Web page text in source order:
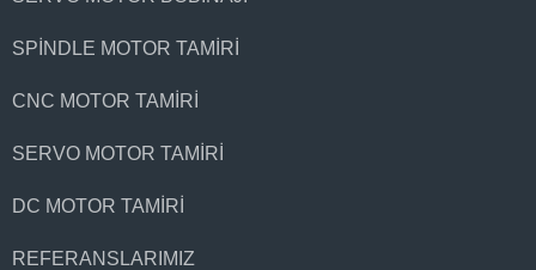
SPINDLE MOTOR TAMIRI
CNC MOTOR TAMIRI
SERVO MOTOR TAMIRI
DC MOTOR TAMIRI
REFERANSLARIMIZ